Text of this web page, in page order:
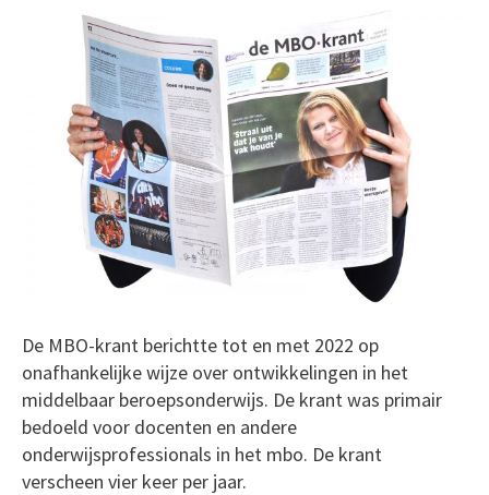
De MBO-krant berichtte tot en met 2022 op
onafhankelijke wijze over ontwikkelingen in het
middelbaar beroepsonderwijs. De krant was primair
bedoeld voor docenten en andere
onderwijsprofessionals in het mbo. De krant
verscheen vier keer per jaar.